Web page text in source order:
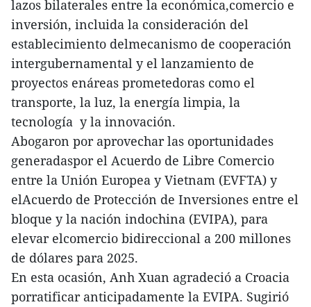
lazos bilaterales entre la económica,comercio e
inversión, incluida la consideración del
establecimiento delmecanismo de cooperación
intergubernamental y el lanzamiento de
proyectos enáreas prometedoras como el
transporte, la luz, la energía limpia, la
tecnología y la innovación.
Abogaron por aprovechar las oportunidades
generadaspor el Acuerdo de Libre Comercio
entre la Unión Europea y Vietnam (EVFTA) y
elAcuerdo de Protección de Inversiones entre el
bloque y la nación indochina (EVIPA), para
elevar elcomercio bidireccional a 200 millones
de dólares para 2025.
En esta ocasión, Anh Xuan agradeció a Croacia
porratificar anticipadamente la EVIPA. Sugirió